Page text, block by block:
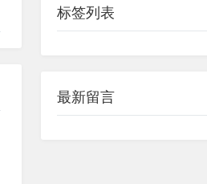
标签列表
最新留言